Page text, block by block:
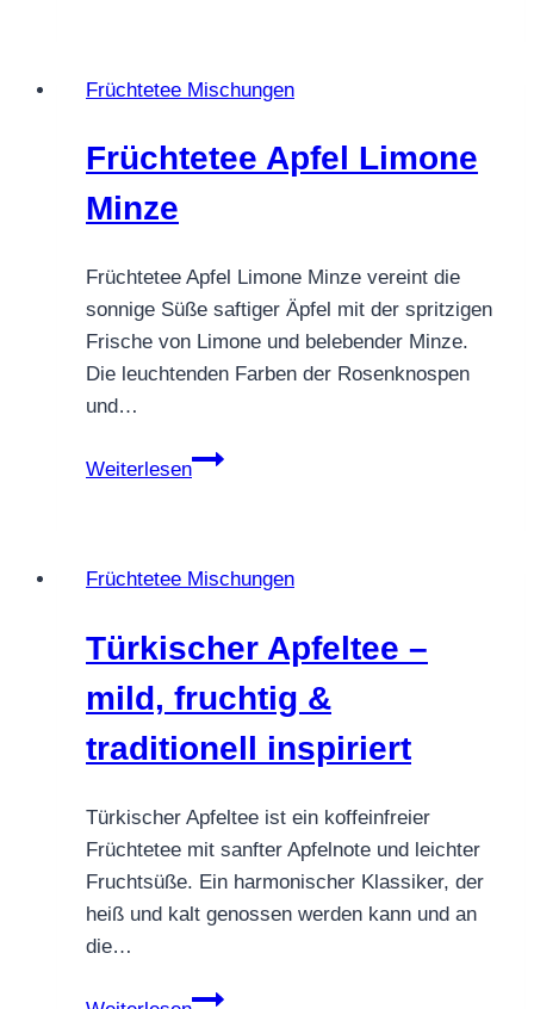
–
Liebeslied
Früchtetee Mischungen
Früchtetee Apfel Limone
Minze
Früchtetee Apfel Limone Minze vereint die
sonnige Süße saftiger Äpfel mit der spritzigen
Frische von Limone und belebender Minze.
Die leuchtenden Farben der Rosenknospen
und…
Weiterlesen
Früchtetee
Früchtetee Mischungen
Türkischer Apfeltee –
mild, fruchtig &
traditionell inspiriert
Türkischer Apfeltee ist ein koffeinfreier
Früchtetee mit sanfter Apfelnote und leichter
Fruchtsüße. Ein harmonischer Klassiker, der
heiß und kalt genossen werden kann und an
die…
Türkischer